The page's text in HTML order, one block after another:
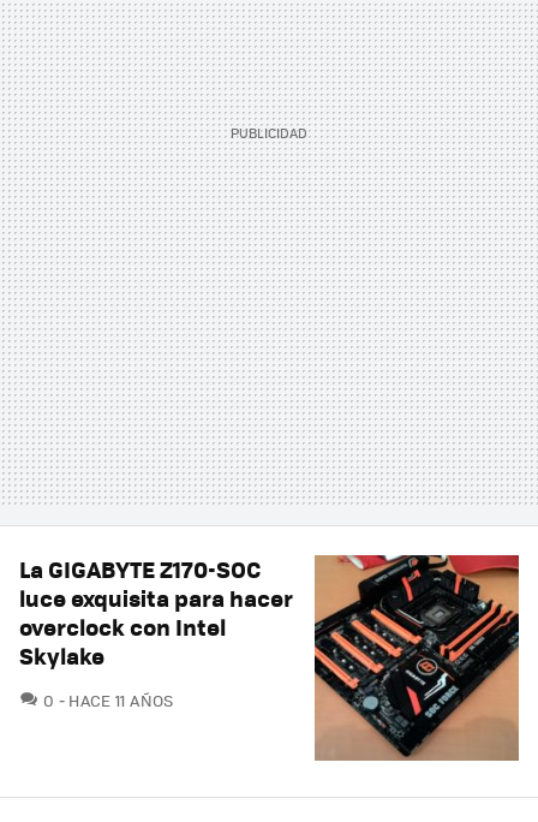
La GIGABYTE Z170-SOC
luce exquisita para hacer
overclock con Intel
Skylake
0 COMENTARIOS
HACE 11 AÑOS